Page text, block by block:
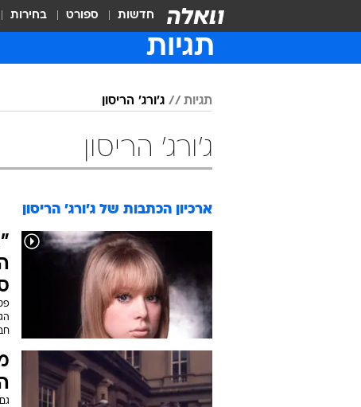
חדשות ספורט בחירות
תגיות
תגיות ג'ורג' הריסון
ג'ורג' הריסון
ארכיון הכתבות של ג'ורג' הריסון